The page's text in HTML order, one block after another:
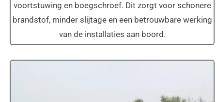
voortstuwing en boegschroef. Dit zorgt voor schonere
brandstof, minder slijtage en een betrouwbare werking
van de installaties aan boord.